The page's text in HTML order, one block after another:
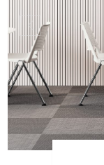
Previous